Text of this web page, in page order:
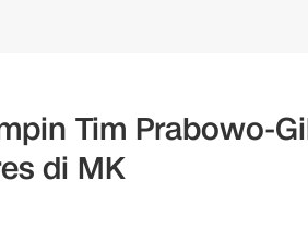
Tim Prabowo-
di MK